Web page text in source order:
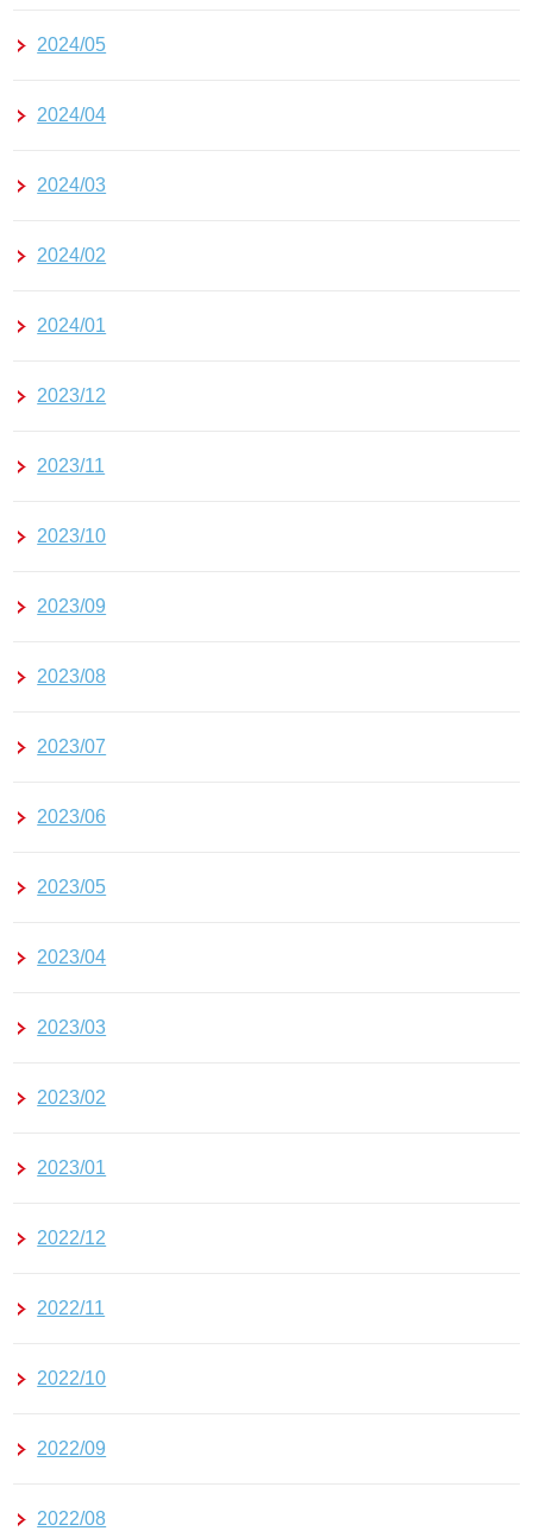
2024/05
2024/04
2024/03
2024/02
2024/01
2023/12
2023/11
2023/10
2023/09
2023/08
2023/07
2023/06
2023/05
2023/04
2023/03
2023/02
2023/01
2022/12
2022/11
2022/10
2022/09
2022/08